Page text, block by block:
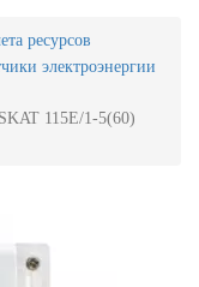
ресурсов
электроэнергии
115E/1-5(60)